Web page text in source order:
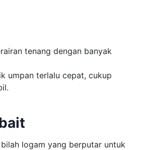
tenang dengan banyak
umpan terlalu cepat, cukup
logam yang berputar untuk